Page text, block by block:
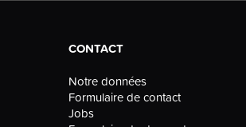
CONTACT
Notre données
Formulaire de contact
Jobs